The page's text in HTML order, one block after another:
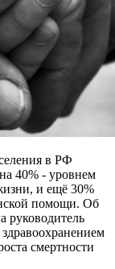
в РФ
40% - уровнем
и ещё 30%
помощи. Об
руководитель
смертности